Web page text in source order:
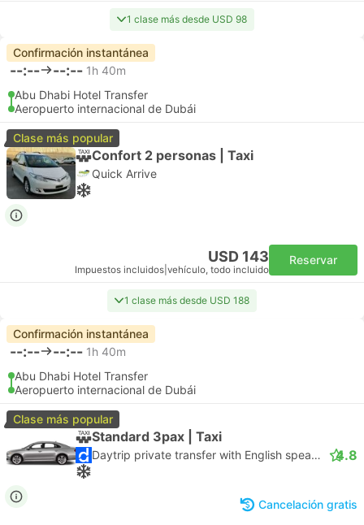
1 clase más desde USD 98
Confirmación instantánea
--:-- --:-- 1h 40m
Abu Dhabi Hotel Transfer
Aeropuerto internacional de Dubái
Clase más popular
Confort 2 personas | Taxi
Quick Arrive
USD 143
Impuestos incluidos vehículo, todo incluido
Reservar
1 clase más desde USD 188
Confirmación instantánea
--:-- --:-- 1h 40m
Abu Dhabi Hotel Transfer
Aeropuerto internacional de Dubái
Clase más popular
Standard 3pax | Taxi
Daytrip private transfer with English speaking driver 4.8
Cancelación gratis